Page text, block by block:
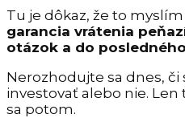
Tu je dôkaz, že to myslím
garancia vrátenia
otázok a do
Nerozhodujte sa dnes,
investovať alebo nie.
sa potom.